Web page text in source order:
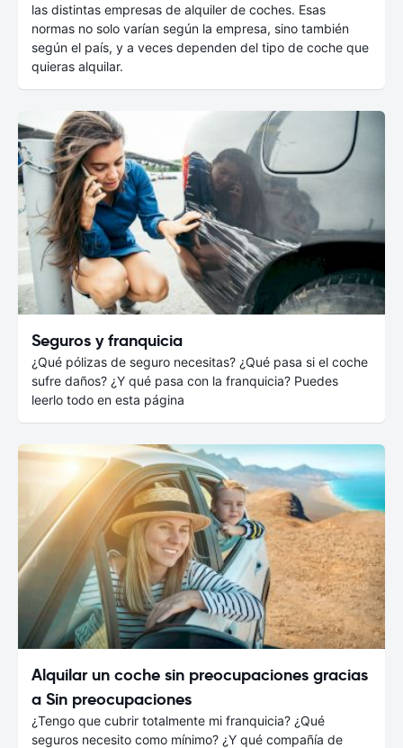
las distintas empresas de alquiler de coches. Esas
normas no solo varían según la empresa, sino también
según el país, y a veces dependen del tipo de coche que
quieras alquilar.
Seguros y franquicia
¿Qué pólizas de seguro necesitas? ¿Qué pasa si el coche
sufre daños? ¿Y qué pasa con la franquicia? Puedes
leerlo todo en esta página
Alquilar un coche sin preocupaciones gracias
a Sin preocupaciones
¿Tengo que cubrir totalmente mi franquicia? ¿Qué
seguros necesito como mínimo? ¿Y qué compañía de